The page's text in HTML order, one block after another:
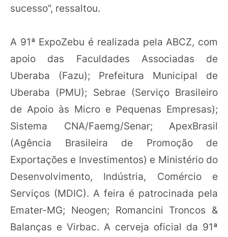
sucesso”, ressaltou.
A 91ª ExpoZebu é realizada pela ABCZ, com
apoio das Faculdades Associadas de
Uberaba (Fazu); Prefeitura Municipal de
Uberaba (PMU); Sebrae (Serviço Brasileiro
de Apoio às Micro e Pequenas Empresas);
Sistema CNA/Faemg/Senar; ApexBrasil
(Agência Brasileira de Promoção de
Exportações e Investimentos) e Ministério do
Desenvolvimento, Indústria, Comércio e
Serviços (MDIC). A feira é patrocinada pela
Emater-MG; Neogen; Romancini Troncos &
Balanças e Virbac. A cerveja oficial da 91ª